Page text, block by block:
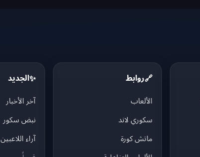
🔗روابط
الألعاب
سكوري لاند
ماتش كورة
✨الجديد
آخر الأخبار
نبض سكور
آراء اللاعبين